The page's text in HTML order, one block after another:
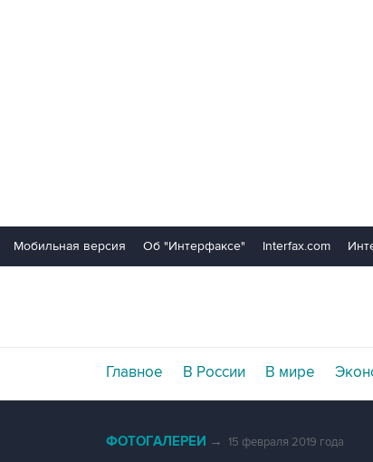
Мобильная версия Об "Интерфаксе" Interfax.com
Главное В России В мире
ФОТОГАЛЕРЕИ → 15 февраля 2019 года